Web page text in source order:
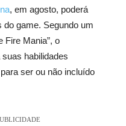
, em agosto, poderá
game. Segundo um
Fire Mania”, o
habilidades
ser ou não incluído